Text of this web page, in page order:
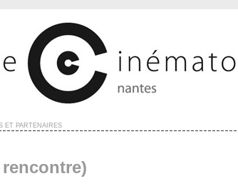
ET PARTENAIRES